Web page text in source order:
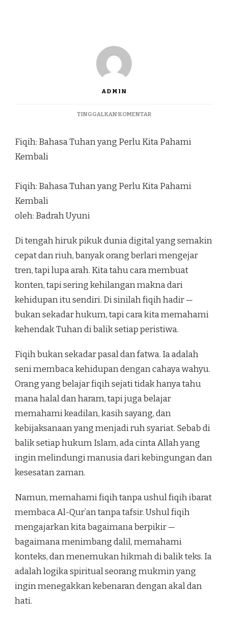
ADMIN
TINGGALKAN KOMENTAR
Fiqih: Bahasa Tuhan yang Perlu Kita Pahami
Kembali
Fiqih: Bahasa Tuhan yang Perlu Kita Pahami
Kembali
oleh: Badrah Uyuni
Di tengah hiruk pikuk dunia digital yang semakin
cepat dan riuh, banyak orang berlari mengejar
tren, tapi lupa arah. Kita tahu cara membuat
konten, tapi sering kehilangan makna dari
kehidupan itu sendiri. Di sinilah fiqih hadir —
bukan sekadar hukum, tapi cara kita memahami
kehendak Tuhan di balik setiap peristiwa.
Fiqih bukan sekadar pasal dan fatwa. Ia adalah
seni membaca kehidupan dengan cahaya wahyu.
Orang yang belajar fiqih sejati tidak hanya tahu
mana halal dan haram, tapi juga belajar
memahami keadilan, kasih sayang, dan
kebijaksanaan yang menjadi ruh syariat. Sebab di
balik setiap hukum Islam, ada cinta Allah yang
ingin melindungi manusia dari kebingungan dan
kesesatan zaman.
Namun, memahami fiqih tanpa ushul fiqih ibarat
membaca Al-Qur’an tanpa tafsir. Ushul fiqih
mengajarkan kita bagaimana berpikir —
bagaimana menimbang dalil, memahami
konteks, dan menemukan hikmah di balik teks. Ia
adalah logika spiritual seorang mukmin yang
ingin menegakkan kebenaran dengan akal dan
hati.